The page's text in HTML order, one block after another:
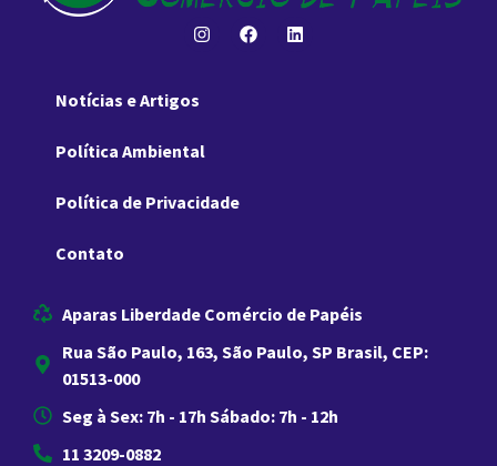
Notícias e Artigos
Política Ambiental
Política de Privacidade
Contato
Aparas Liberdade Comércio de Papéis
Rua São Paulo, 163, São Paulo, SP Brasil, CEP:
01513-000
Seg à Sex: 7h - 17h Sábado: 7h - 12h
11 3209-0882